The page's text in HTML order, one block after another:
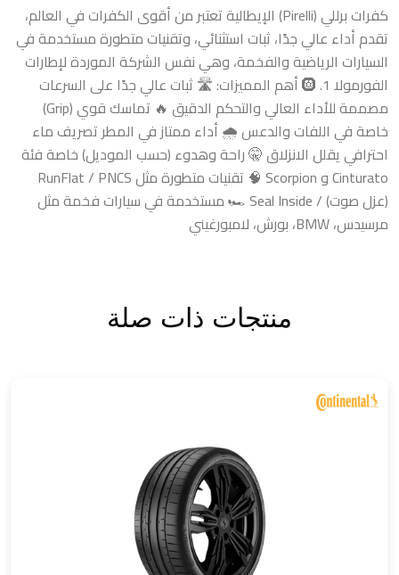
كفرات برللي (Pirelli) الإيطالية تعتبر من أقوى الكفرات في العالم،
تقدم أداء عالي جدًا، ثبات استثنائي، وتقنيات متطورة مستخدمة في
السيارات الرياضية والفخمة، وهي نفس الشركة الموردة لإطارات
الفورمولا 1. 🛞 أهم المميزات: 🛣️ ثبات عالي جدًا على السرعات
مصممة للأداء العالي والتحكم الدقيق 🔥 تماسك قوي (Grip)
خاصة في اللفات والدعس 🌧️ أداء ممتاز في المطر تصريف ماء
احترافي يقلل الانزلاق 🤫 راحة وهدوء (حسب الموديل) خاصة فئة
Cinturato و Scorpion 🧠 تقنيات متطورة مثل RunFlat / PNCS
(عزل صوت) / Seal Inside 🏎️ مستخدمة في سيارات فخمة مثل
مرسيدس، BMW، بورش، لامبورغيني
منتجات ذات صلة